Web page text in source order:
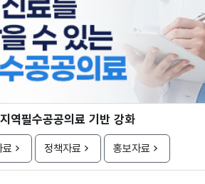
지역필수공공의료 기반 강화
료 정책자료 홍보자료